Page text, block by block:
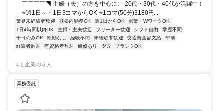
￣￣￣￣◥ 主婦（夫）の方を中心に、 20代・30代・40代が活躍中！
⭐週1日～・1日3コマからOK ⭐1コマ(50分)3180円...
業界未経験者歓迎 扶養内勤務OK 週1日からOK
副業・WワークOK
1日4時間以内OK
主婦・主夫歓迎 フリーター歓迎 シフト自由
学歴不問
平日のみOK
転勤なし 経験不問 未経験者歓迎 交通費全額支給
午前
経験者歓迎
有資格者歓迎 研修あり 夕方 ブランクOK
同じ企業の求人
業務委託